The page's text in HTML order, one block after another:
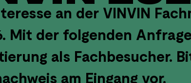
an der VINVIN
Mit der folgenden
als Fachbesucher.